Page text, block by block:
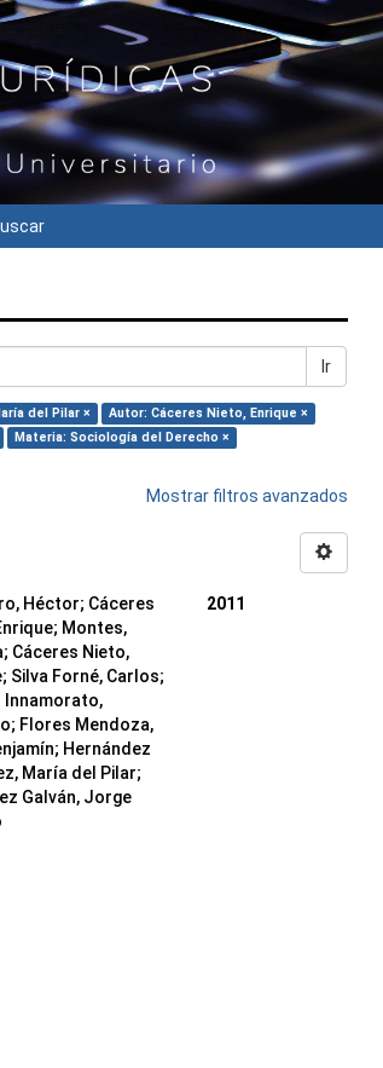
Ir
del Pilar ×
Autor: Cáceres Nieto, Enrique ×
Materia: Sociología del Derecho ×
Mostrar filtros avanzados
Héctor; Cáceres
; Montes,
; Cáceres Nieto,
; Silva Forné, Carlos;
Innamorato,
; Flores Mendoza,
; Hernández
María del Pilar;
Galván, Jorge
2011